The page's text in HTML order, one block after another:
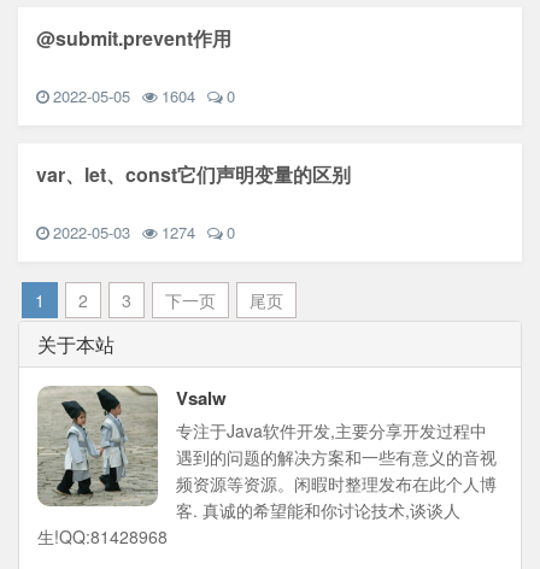
@submit.prevent作用
2022-05-05 1604 0
var、let、const它们声明变量的区别
2022-05-03 1274 0
1 2 3 下一页 尾页
关于本站
Vsalw
专注于Java软件开发,主要分享开发过程中
遇到的问题的解决方案和一些有意义的音视
频资源等资源。闲暇时整理发布在此个人博
客. 真诚的希望能和你讨论技术,谈谈人
生!QQ:81428968